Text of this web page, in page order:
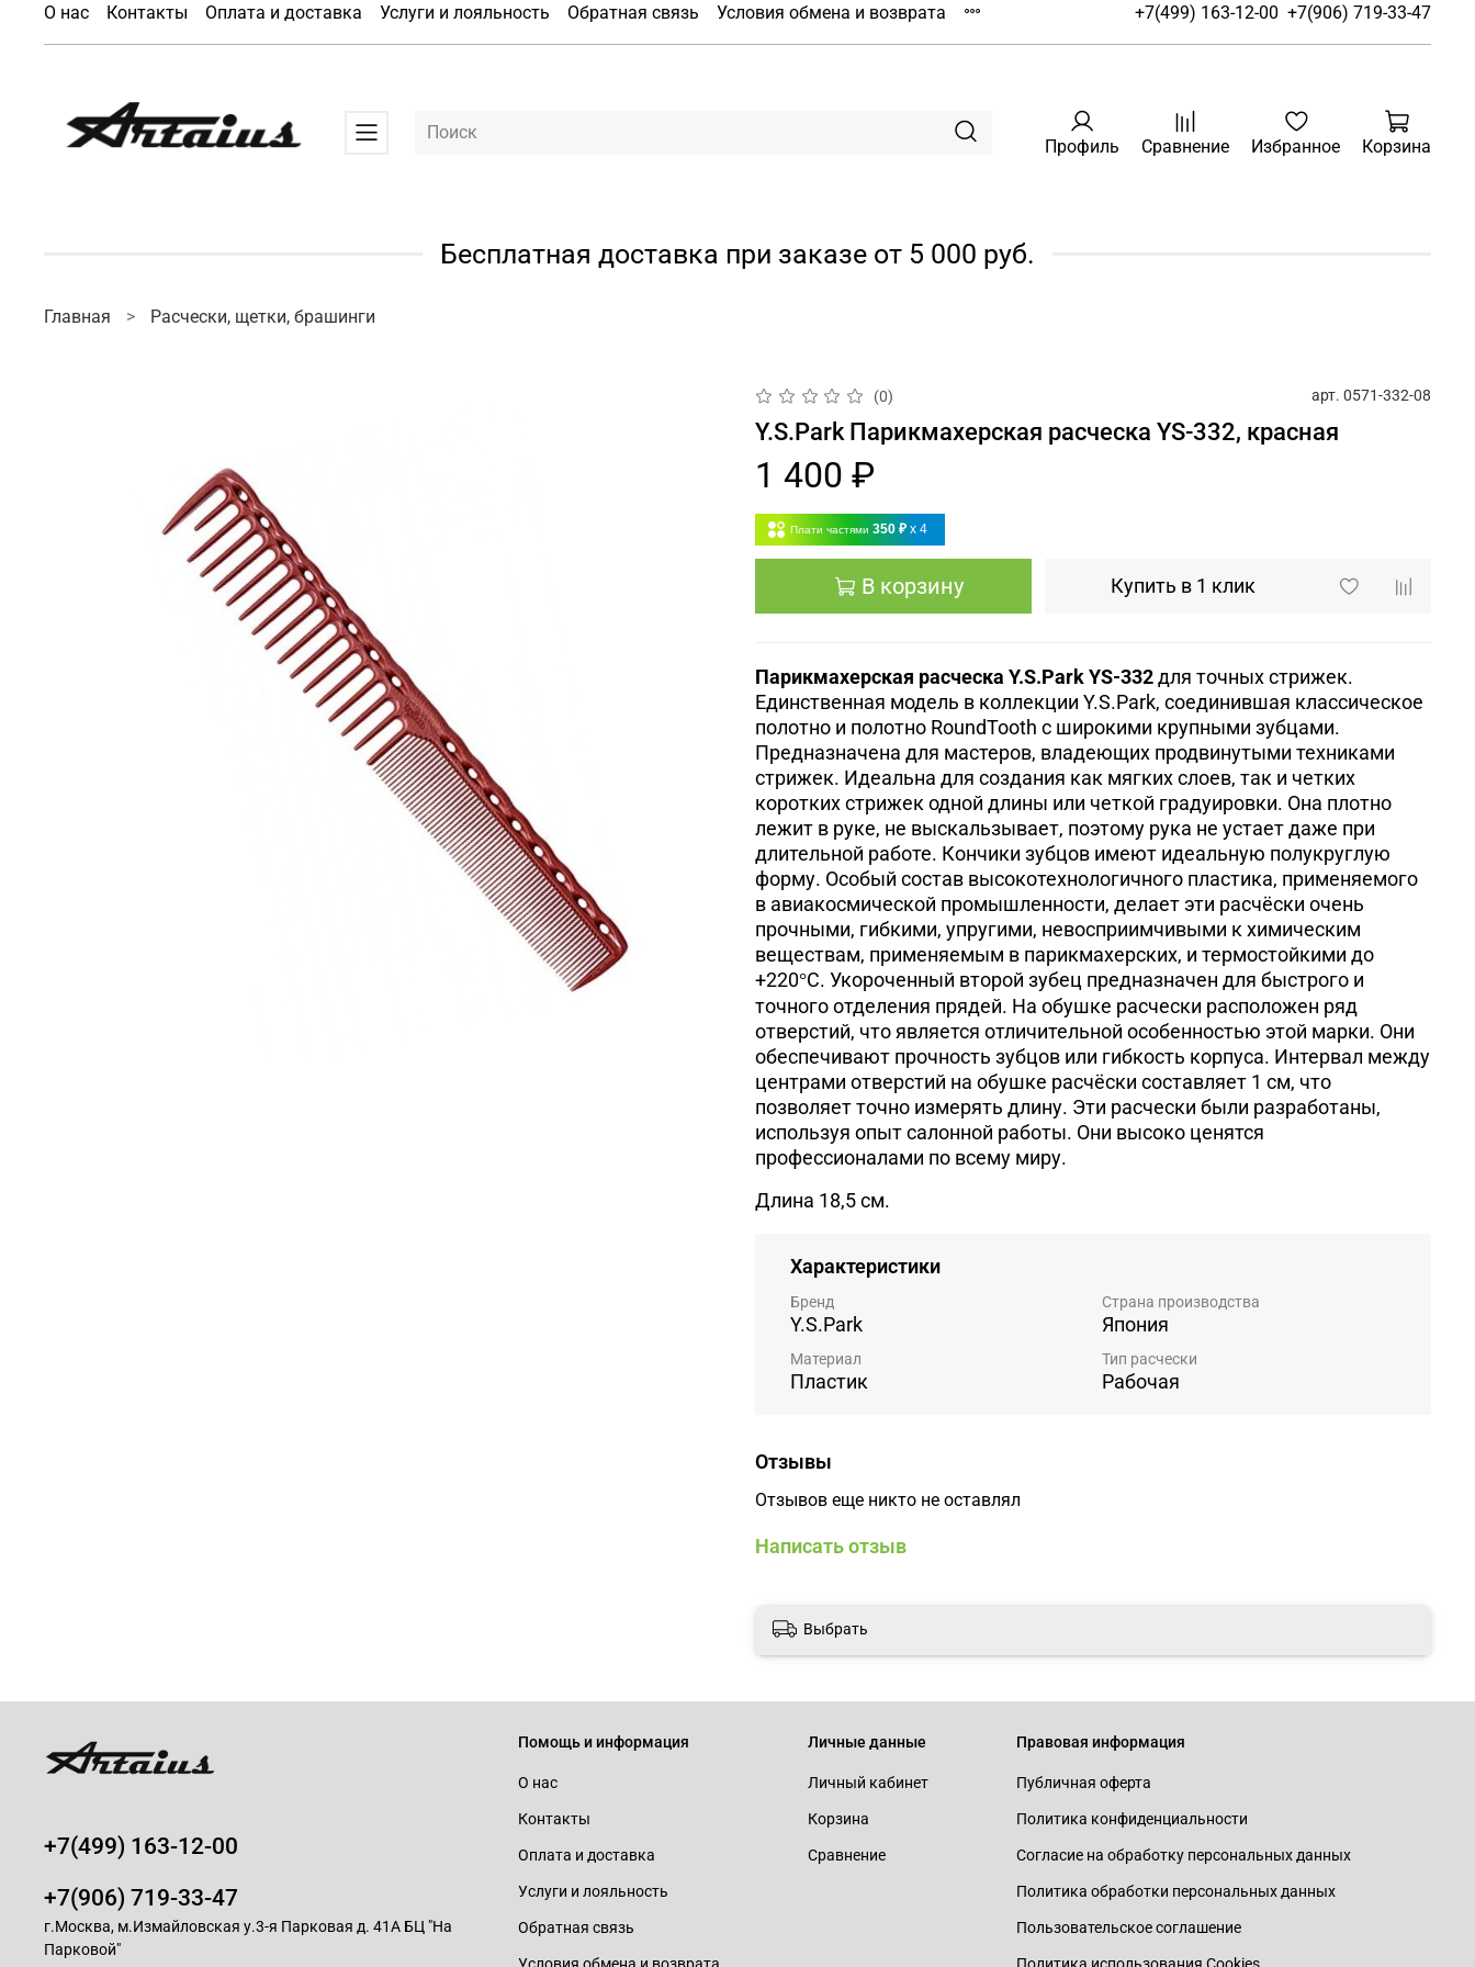
О нас Контакты Оплата и доставка Услуги и лояльность Обратная связь Условия обмена и возврата +7(499) 163-12-00 +7(906) 719-33-47
Профиль Сравнение Избранное Корзина
Бесплатная доставка при заказе от 5 000 руб.
Главная Расчески, щетки, брашинги
(0) арт. 0571-332-08
Y.S.Park Парикмахерская расческа YS-332, красная
1 400 ₽
Плати частями 350 ₽ x 4
В корзину Купить в 1 клик
Парикмахерская расческа Y.S.Park YS-332для точных стрижек.
Единственная модель в коллекции Y.S.Park, соединившая классическое
полотно и полотно RoundTooth с широкими крупными зубцами.
Предназначена для мастеров, владеющих продвинутыми техниками
стрижек. Идеальна для создания как мягких слоев, так и четких
коротких стрижек одной длины или четкой градуировки. Она плотно
лежит в руке, не выскальзывает, поэтому рука не устает даже при
длительной работе. Кончики зубцов имеют идеальную полукруглую
форму. Особый состав высокотехнологичного пластика, применяемого
в авиакосмической промышленности, делает эти расчёски очень
прочными, гибкими, упругими, невосприимчивыми к химическим
веществам, применяемым в парикмахерских, и термостойкими до
+220°С. Укороченный второй зубец предназначен для быстрого и
точного отделения прядей. На обушке расчески расположен ряд
отверстий, что является отличительной особенностью этой марки. Они
обеспечивают прочность зубцов или гибкость корпуса. Интервал между
центрами отверстий на обушке расчёски составляет 1 см, что
позволяет точно измерять длину. Эти расчески были разработаны,
используя опыт салонной работы. Они высоко ценятся
профессионалами по всему миру.
Длина 18,5 см.
Характеристики
Бренд
Y.S.Park
Страна производства
Япония
Материал
Пластик
Тип расчески
Рабочая
Отзывы
Отзывов еще никто не оставлял
Написать отзыв
Выбрать
Помощь и информация
О нас
Контакты
Оплата и доставка
Услуги и лояльность
Обратная связь
Личные данные
Личный кабинет
Корзина
Сравнение
Правовая информация
Публичная оферта
Политика конфиденциальности
Согласие на обработку персональных данных
Политика обработки персональных данных
Пользовательское соглашение
+7(499) 163-12-00
+7(906) 719-33-47
г.Москва, м.Измайловская у.3-я Парковая д. 41А БЦ "На
Парковой"